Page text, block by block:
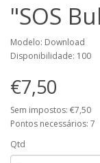
"SOS
Modelo: Download
Disponibilidade: 100
€7,50
Sem impostos: €7,50
Pontos necessários: 7
Qtd